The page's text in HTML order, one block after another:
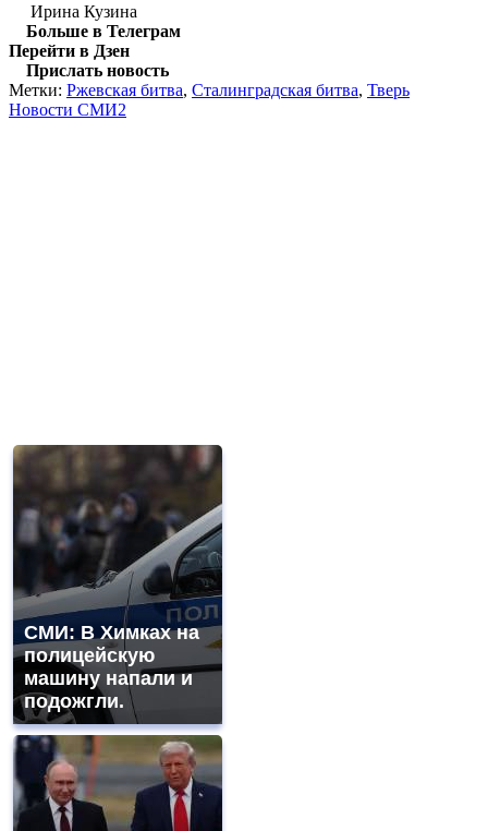
Ирина Кузина
Больше в Телеграм
Перейти в Дзен
Прислать новость
Метки: Ржевская битва, Сталинградская битва, Тверь
Новости СМИ2
СМИ: В Химках на
полицейскую
машину напали и
подожгли.